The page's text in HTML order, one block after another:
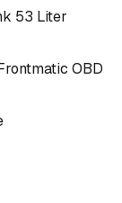
53 Liter
OBD